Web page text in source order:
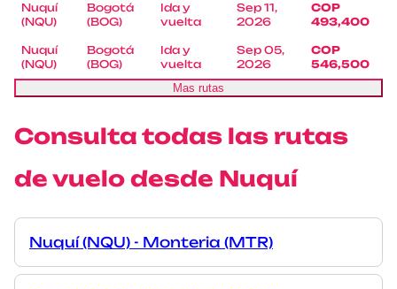
Nuquí
(NQU)
Bogotá
(BOG)
Ida y
vuelta
Sep 11,
2026
COP
493,400
Nuquí
(NQU)
Bogotá
(BOG)
Ida y
vuelta
Sep 05,
2026
COP
546,500
Mas rutas
Consulta todas las rutas
de vuelo desde Nuquí
Nuquí (NQU) - Monteria (MTR)